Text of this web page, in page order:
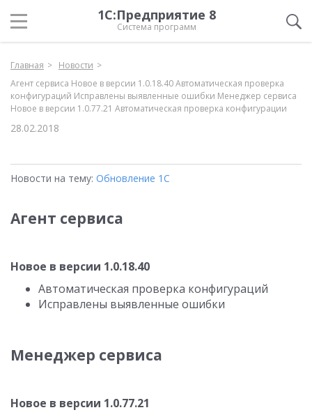
1С:Предприятие 8
Система программ
Главная
Новости
Агент сервиса Новое в версии 1.0.18.40 Автоматическая проверка
конфигураций Исправлены выявленные ошибки Менеджер сервиса
Новое в версии 1.0.77.21 Автоматическая проверка конфигурации
28.02.2018
Новости на тему: Обновление 1С
Агент сервиса
Новое в версии 1.0.18.40
Автоматическая проверка конфигураций
Исправлены выявленные ошибки
Менеджер сервиса
Новое в версии 1.0.77.21